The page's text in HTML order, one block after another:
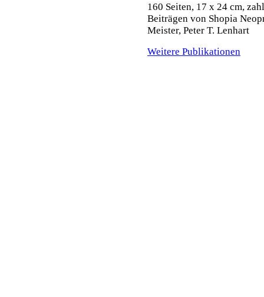
160 Seiten, 17 x 24 cm,
Beiträgen von Shopia
Meister, Peter T.
Weitere Publikationen